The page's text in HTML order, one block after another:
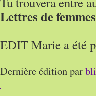
Lettres de femmes
EDIT Marie a été
Dernière édition par